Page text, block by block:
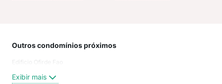
Outros condomínios próximos
Edificio Ofirde Fao
Exibir mais